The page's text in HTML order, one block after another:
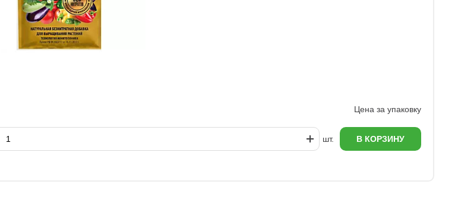
Цена за упаковку
шт. В КОРЗИНУ